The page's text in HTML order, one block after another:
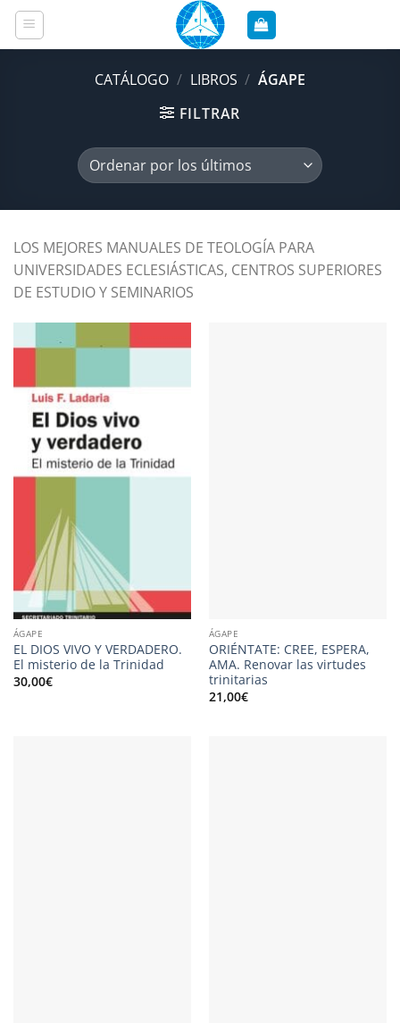
Saltar
contenido
CATÁLOGO / LIBROS / ÁGAPE
FILTRAR
LOS MEJORES MANUALES DE TEOLOGÍA PARA
UNIVERSIDADES ECLESIÁSTICAS, CENTROS SUPERIORES
DE ESTUDIO Y SEMINARIOS
ÁGAPE
EL DIOS VIVO Y VERDADERO.
El misterio de la Trinidad
30,00€
ÁGAPE
ORIÉNTATE: CREE, ESPERA,
AMA. Renovar las virtudes
trinitarias
21,00€